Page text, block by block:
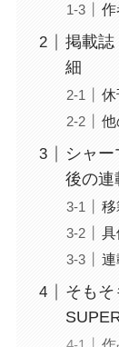
作
掲載誌
細
休
他
シャ
後の連
移
具
連
そも